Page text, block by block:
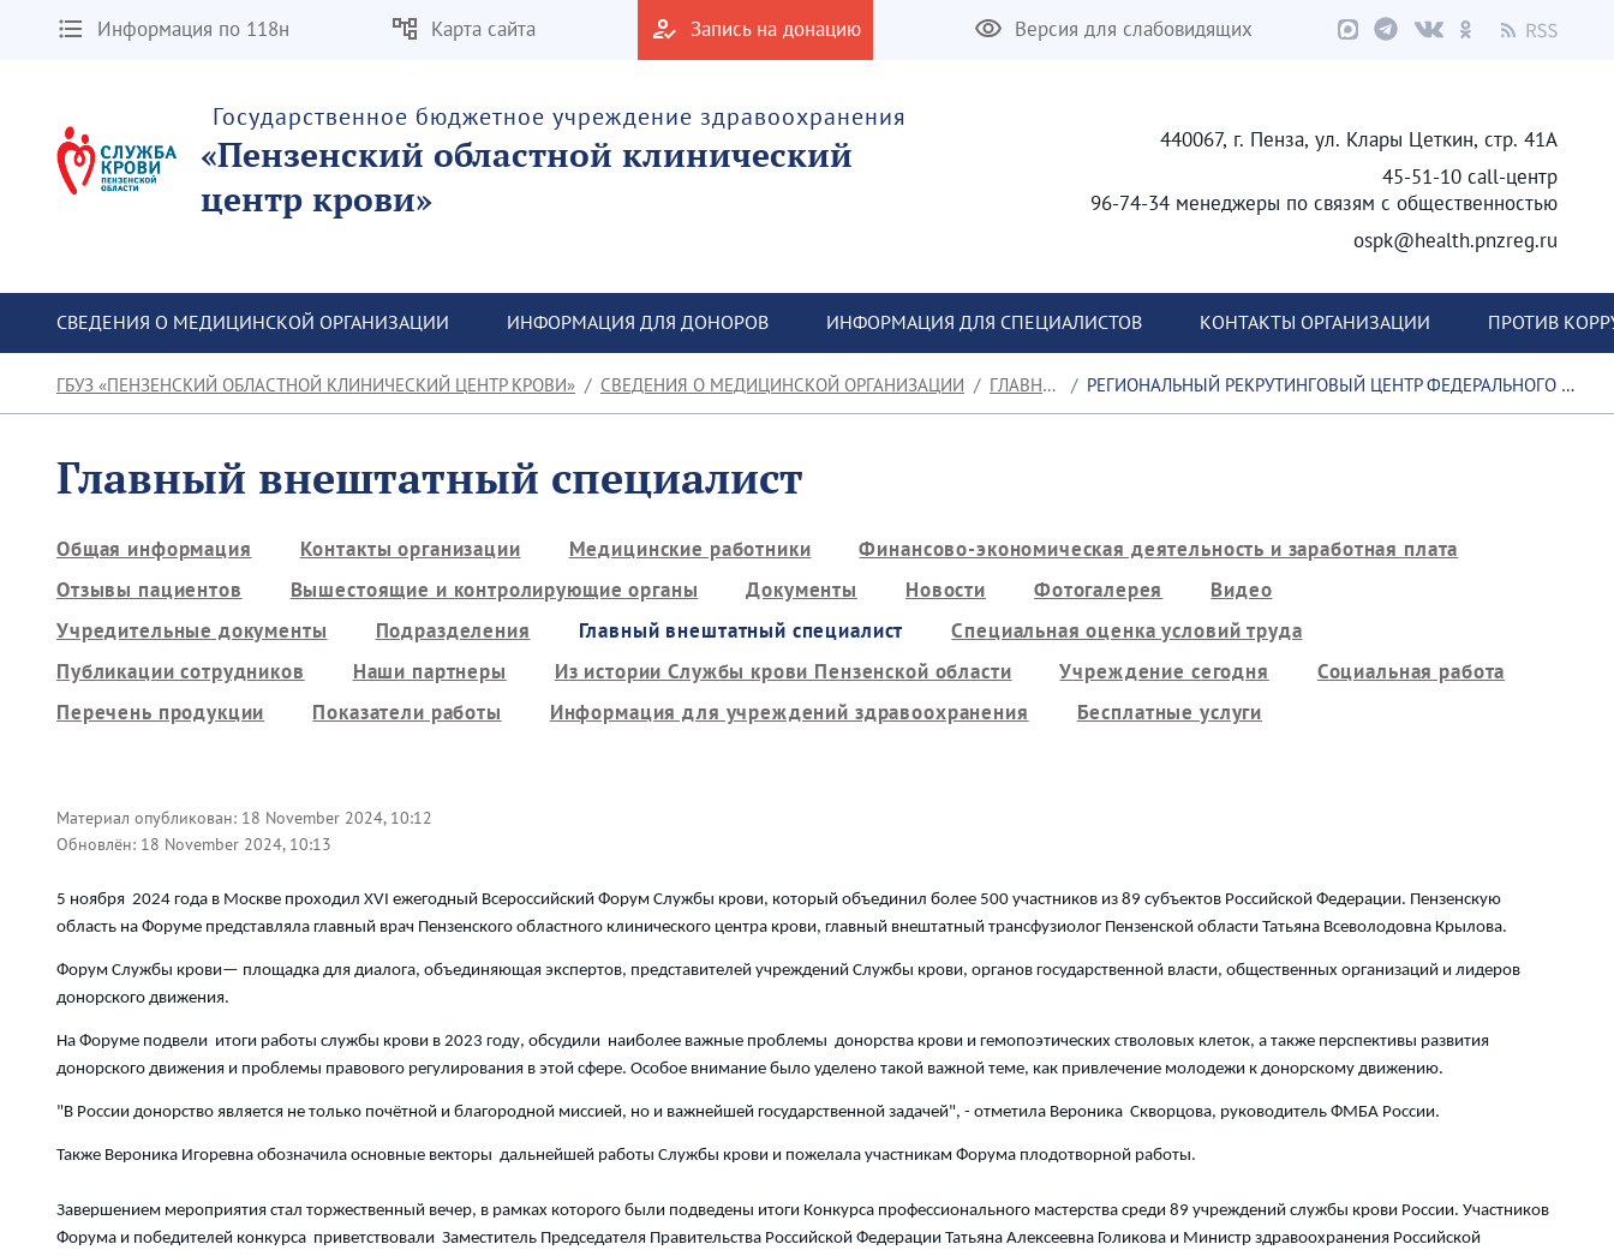
Информация по 118н Карта сайта Запись на донацию Версия для слабовидящих
Государственное бюджетное учреждение здравоохранения
«Пензенский областной клинический
центр крови»
440067, г. Пенза, ул. Клары Цеткин, стр. 41А
45-51-10 call-центр
96-74-34 менеджеры по связям с общественностью
ospk@health.pnzreg.ru
СВЕДЕНИЯ О МЕДИЦИНСКОЙ ОРГАНИЗАЦИИ ИНФОРМАЦИЯ ДЛЯ ДОНОРОВ ИНФОРМАЦИЯ ДЛЯ СПЕЦИАЛИСТОВ КОНТАКТЫ ОРГАНИЗАЦИИ ПРОТИВ
ГБУЗ «ПЕНЗЕНСКИЙ ОБЛАСТНОЙ КЛИНИЧЕСКИЙ ЦЕНТР КРОВИ» СВЕДЕНИЯ О МЕДИЦИНСКОЙ ОРГАНИЗАЦИИ ГЛАВНЫЙ ВНЕШТАТНЫЙ СПЕЦИАЛИСТ РЕГИОНАЛЬНЫЙ РЕКРУТИНГОВЫЙ ЦЕНТР ФЕДЕРАЛЬНОГО РЕГИСТРА ДОНОРОВ КОСТНОГО МОЗГА И ГЕМОПОЭТИЧЕСКИХ СТВОЛОВЫХ КЛЕТОК НАЧАЛ ФУНКЦИОНИРОВАТЬ В ПЕНЗЕНСКОМ ОБЛАСТНОМ КЛИНИЧЕСКОМ ЦЕНТРЕ КРОВИ
Главный внештатный специалист
Общая информация Контакты организации Медицинские работники
Финансово-экономическая деятельность и заработная плата
Отзывы пациентов
Вышестоящие и контролирующие органы Документы Новости Фотогалерея
Видео
Учредительные документы
Подразделения Главный внештатный специалист
Специальная оценка условий труда
Публикации сотрудников
Наши партнеры Из истории Службы крови Пензенской области Учреждение сегодня
Социальная работа
Перечень продукции
Показатели работы Информация для учреждений здравоохранения Бесплатные услуги
Материал опубликован: 18 November 2024, 10:12
Обновлён: 18 November 2024, 10:13
5 ноября 2024 года в Москве проходил XVI ежегодный Всероссийский Форум Службы крови, который объединил более 500 участников из 89 субъектов Российской Федерации. Пензенскую
область на Форуме представляла главный врач Пензенского областного клинического центра крови, главный внештатный трансфузиолог Пензенской области Татьяна Всеволодовна Крылова.
Форум Службы крови— площадка для диалога, объединяющая экспертов, представителей учреждений Службы крови, органов государственной власти, общественных организаций и лидеров
донорского движения.
На Форуме подвели итоги работы службы крови в 2023 году, обсудили наиболее важные проблемы донорства крови и гемопоэтических стволовых клеток, а также перспективы развития
донорского движения и проблемы правового регулирования в этой сфере. Особое внимание было уделено такой важной теме, как привлечение молодежи к донорскому движению.
"В России донорство является не только почётной и благородной миссией, но и важнейшей государственной задачей", - отметила Вероника Скворцова, руководитель ФМБА России.
Также Вероника Игоревна обозначила основные векторы дальнейшей работы Службы крови и пожелала участникам Форума плодотворной работы.
Завершением мероприятия стал торжественный вечер, в рамках которого были подведены итоги Конкурса профессионального мастерства среди 89 учреждений службы крови России. Участников
Форума и победителей конкурса приветствовали Заместитель Председателя Правительства Российской Федерации Татьяна Алексеевна Голикова и Министр здравоохранения Российской